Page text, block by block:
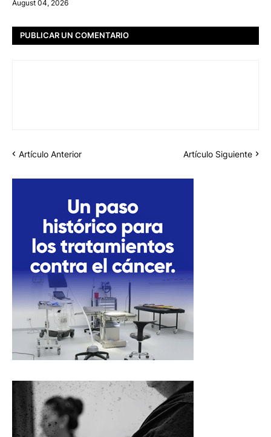
August 04, 2026
PUBLICAR UN COMENTARIO
Artículo Anterior Artículo Siguiente